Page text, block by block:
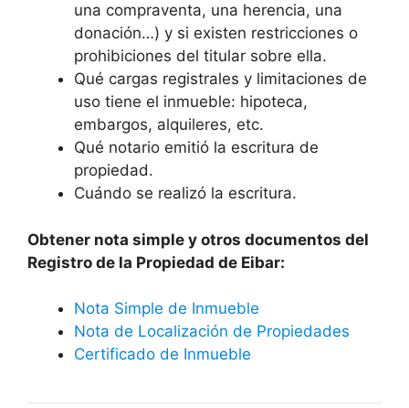
una compraventa, una herencia, una
donación…) y si existen restricciones o
prohibiciones del titular sobre ella.
Qué cargas registrales y limitaciones de
uso tiene el inmueble: hipoteca,
embargos, alquileres, etc.
Qué notario emitió la escritura de
propiedad.
Cuándo se realizó la escritura.
Obtener nota simple y otros documentos del
Registro de la Propiedad de Eibar:
Nota Simple de Inmueble
Nota de Localización de Propiedades
Certificado de Inmueble